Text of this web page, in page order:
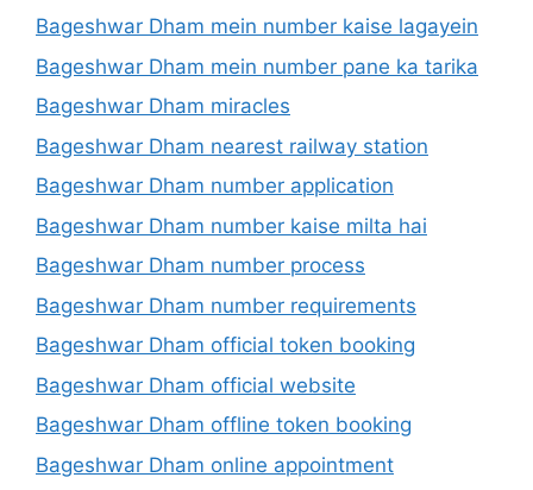
Bageshwar Dham mein number kaise lagayein
Bageshwar Dham mein number pane ka tarika
Bageshwar Dham miracles
Bageshwar Dham nearest railway station
Bageshwar Dham number application
Bageshwar Dham number kaise milta hai
Bageshwar Dham number process
Bageshwar Dham number requirements
Bageshwar Dham official token booking
Bageshwar Dham official website
Bageshwar Dham offline token booking
Bageshwar Dham online appointment